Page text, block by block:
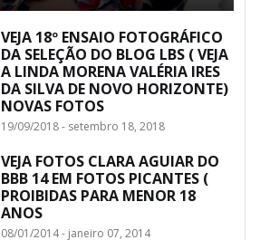
VEJA 18º ENSAIO FOTOGRÁFICO
DA SELEÇÃO DO BLOG LBS ( VEJA
A LINDA MORENA VALÉRIA IRES
DA SILVA DE NOVO HORIZONTE)
NOVAS FOTOS
19/09/2018 - setembro 18, 2018
VEJA FOTOS CLARA AGUIAR DO
BBB 14 EM FOTOS PICANTES (
PROIBIDAS PARA MENOR 18
ANOS
08/01/2014 - janeiro 07, 2014